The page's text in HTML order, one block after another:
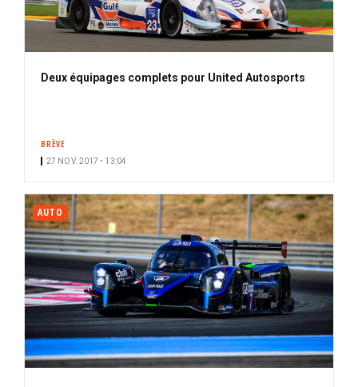
Deux équipages complets pour United Autosports
BRÈVE
27 NOV. 2017 • 13:04
AUTO